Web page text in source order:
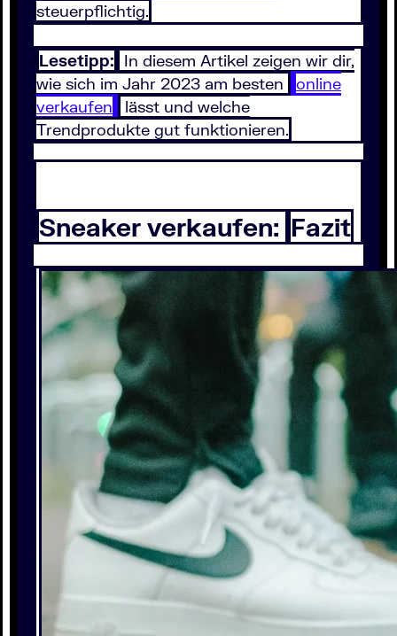
steuerpflichtig.
Lesetipp: In diesem Artikel zeigen wir dir,
wie sich im Jahr 2023 am besten
online
verkaufen
lässt und welche
Trendprodukte gut funktionieren.
Sneaker verkaufen: Fazit